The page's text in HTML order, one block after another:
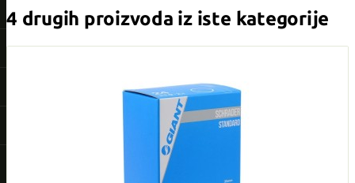
4 drugih proizvoda iz iste kategorije